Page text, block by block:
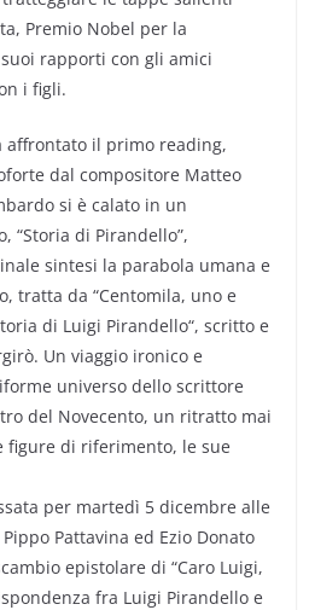
Premio Nobel per la
rapporti con gli amici
i figli.
affrontato il primo reading,
dal compositore Matteo
si è calato in un
“Storia di Pirandello”,
sintesi la parabola umana e
tratta da “Centomila, uno e
di Luigi Pirandello“, scritto e
Un viaggio ironico e
universo dello scrittore
del Novecento, un ritratto mai
figure di riferimento, le sue
per martedì 5 dicembre alle
Pattavina ed Ezio Donato
epistolare di “Caro Luigi,
fra Luigi Pirandello e